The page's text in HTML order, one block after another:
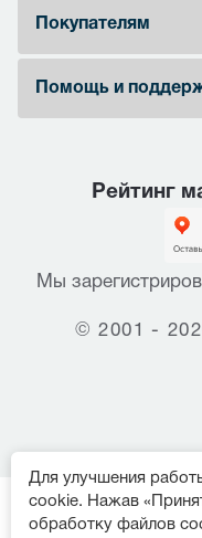
Покупателям
Помощь и
Рейтинг
Мы
© 2001 -
Для улучшения
cookie. Нажав
обработку файлов